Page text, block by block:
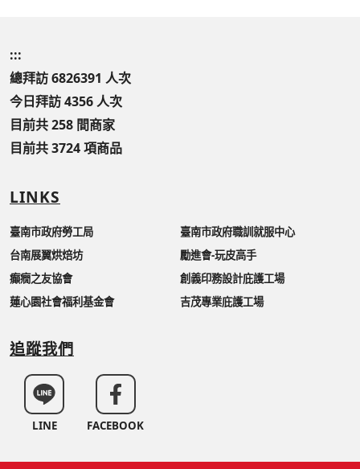
:::
總拜訪 6826391 人次
今日拜訪 4356 人次
目前共 258 間商家
目前共 3724 項商品
LINKS
臺南市政府勞工局
臺南市政府職訓就服中心
台南展翼烘焙坊
勵進會-玩皮高手
癲癇之友協會
創義印務設計庇護工場
蓮心園社會福利基金會
吉茂專業庇護工場
追蹤我們
LINE FACEBOOK